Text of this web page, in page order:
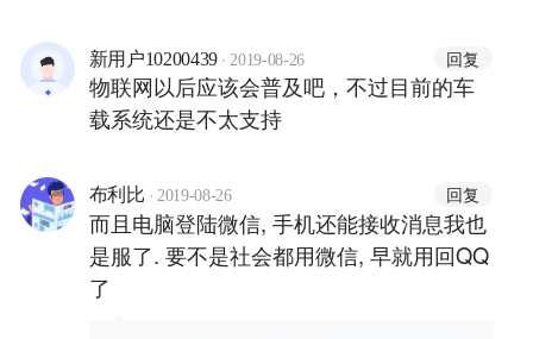
新用户10200439 · 2019-08-26 回复
物联网以后应该会普及吧，不过目前的车
载系统还是不太支持
布利比 · 2019-08-26 回复
而且电脑登陆微信, 手机还能接收消息我也
是服了. 要不是社会都用微信, 早就用回QQ
了